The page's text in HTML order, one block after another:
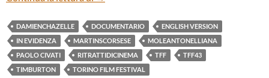
DAMIENCHAZELLE DOCUMENTARIO
ENGLISH VERSION
IN EVIDENZA
MARTINSCORSESE
MOLEANTONELLIANA
PAOLO CIVATI
RITRATTIDICINEMA TFF
TFF43
TIMBURTON
TORINO FILM FESTIVAL